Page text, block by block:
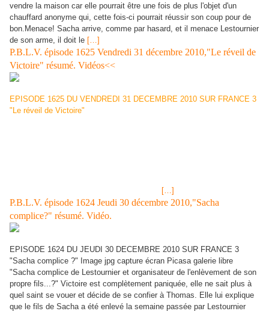
vendre la maison car elle pourrait être une fois de plus l'objet d'un
chauffard anonyme qui, cette fois-ci pourrait réussir son coup pour de
bon.Menace! Sacha arrive, comme par hasard, et il menace Lestournier
de son arme, il doit le […]
P.B.L.V. épisode 1625 Vendredi 31 décembre 2010,"Le réveil de
Victoire" résumé. Vidéos<<
EPISODE 1625 DU VENDREDI 31 DECEMBRE 2010 SUR FRANCE 3
"Le réveil de Victoire"
[…]
P.B.L.V. épisode 1624 Jeudi 30 décembre 2010,"Sacha
complice?" résumé. Vidéo.
EPISODE 1624 DU JEUDI 30 DECEMBRE 2010 SUR FRANCE 3
"Sacha complice ?" Image jpg capture écran Picasa galerie libre
"Sacha complice de Lestournier et organisateur de l'enlèvement de son
propre fils...?" Victoire est complètement paniquée, elle ne sait plus à
quel saint se vouer et décide de se confier à Thomas. Elle lui explique
que le fils de Sacha a été enlevé la semaine passée par Lestournier